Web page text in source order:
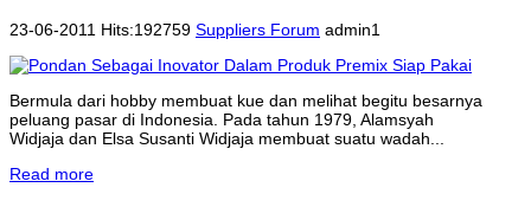
23-06-2011 Hits:192759 Suppliers Forum admin1
Bermula dari hobby membuat kue dan melihat begitu besarnya
peluang pasar di Indonesia. Pada tahun 1979, Alamsyah
Widjaja dan Elsa Susanti Widjaja membuat suatu wadah...
Read more